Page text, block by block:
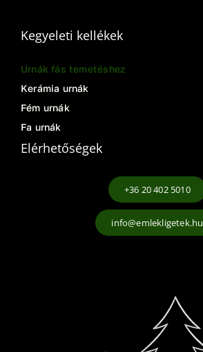
Kegyeleti kellékek
Urnák fás temetéshez
Kerámia urnák
Fém urnák
Fa urnák
Elérhetőségek
+36 20 402 5010
info@emlekligetek.hu